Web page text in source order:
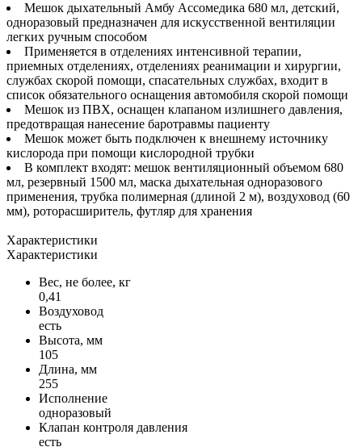
Мешок дыхательный Амбу Ассомедика 680 мл, детский,
одноразовый предназначен для искусственной вентиляции
легких ручным способом
Применяется в отделениях интенсивной терапии,
приемных отделениях, отделениях реанимации и хирургии,
службах скорой помощи, спасательных службах, входит в
список обязательного оснащения автомобиля скорой помощи
Мешок из ПВХ, оснащен клапаном излишнего давления,
предотвращая нанесение баротравмы пациенту
Мешок может быть подключен к внешнему источнику
кислорода при помощи кислородной трубки
В комплект входят: мешок вентиляционный объемом 680
мл, резервный 1500 мл, маска дыхательная одноразового
применения, трубка полимерная (длиной 2 м), воздуховод (60
мм), роторасширитель, футляр для хранения
Характеристики
Характеристики
Вес, не более, кг
0,41
Воздуховод
есть
Высота, мм
105
Длина, мм
255
Исполнение
одноразовый
Клапан контроля давления
есть